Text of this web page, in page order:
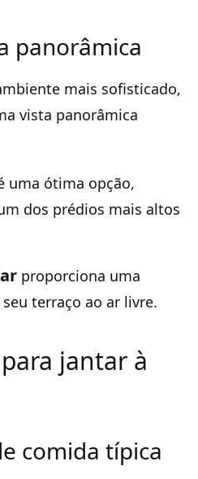
panorâmica
mais sofisticado,
vista panorâmica
uma ótima opção,
dos prédios mais altos
proporciona uma
terraço ao ar livre.
jantar à
comida típica